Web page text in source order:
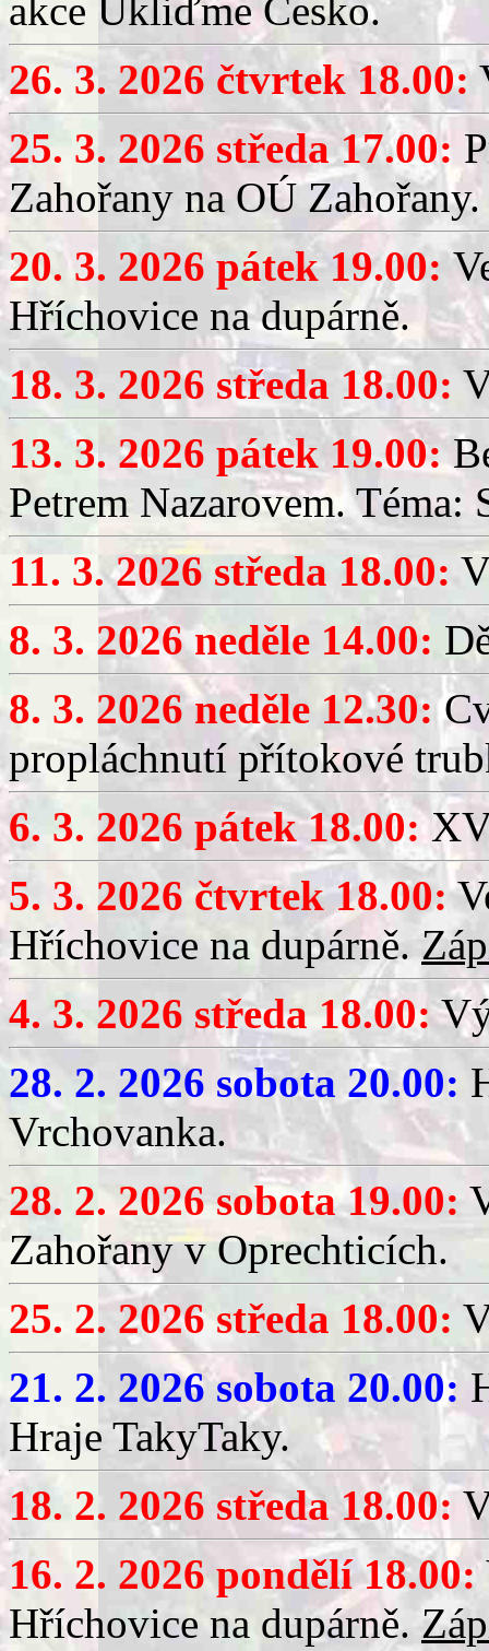
akce Ukliďme Česko.
26. 3. 2026 čtvrtek 18.00:
25. 3. 2026 středa 17.00:
Zahořany na OÚ Zahořany.
20. 3. 2026 pátek 19.00:
Hříchovice na dupárně.
18. 3. 2026 středa 18.00:
13. 3. 2026 pátek 19.00:
Petrem Nazarovem. Téma:
11. 3. 2026 středa 18.00:
8. 3. 2026 neděle 14.00:
8. 3. 2026 neděle 12.30:
propláchnutí přítokové
6. 3. 2026 pátek 18.00:
5. 3. 2026 čtvrtek 18.00:
Hříchovice na dupárně.
4. 3. 2026 středa 18.00:
28. 2. 2026 sobota 20.00:
Vrchovanka.
28. 2. 2026 sobota 19.00:
Zahořany v Oprechticích.
25. 2. 2026 středa 18.00:
21. 2. 2026 sobota 20.00:
Hraje TakyTaky.
18. 2. 2026 středa 18.00:
16. 2. 2026 pondělí 18.00:
Hříchovice na dupárně.